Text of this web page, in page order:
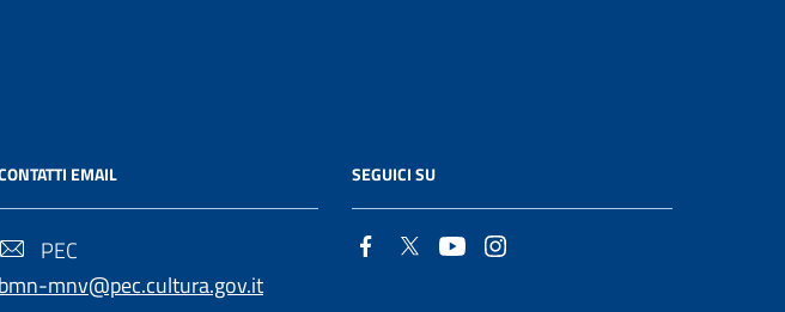
EMAIL
PEC
bmn-mnv@pec.cultura.gov.it
SEGUICI SU